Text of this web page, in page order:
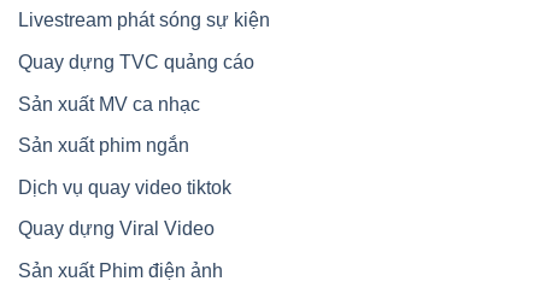
Livestream phát sóng sự kiện
Quay dựng TVC quảng cáo
Sản xuất MV ca nhạc
Sản xuất phim ngắn
Dịch vụ quay video tiktok
Quay dựng Viral Video
Sản xuất Phim điện ảnh